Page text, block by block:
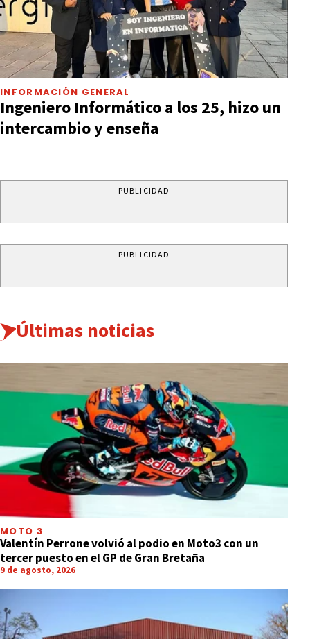
INFORMACIÓN GENERAL
Ingeniero Informático a los 25, hizo un
intercambio y enseña
PUBLICIDAD
PUBLICIDAD
Últimas noticias
MOTO 3
Valentín Perrone volvió al podio en Moto3 con un
tercer puesto en el GP de Gran Bretaña
9 de agosto, 2026